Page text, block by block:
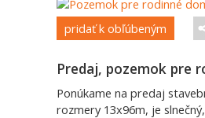
pridať k obľúbeným
Predaj, pozemok pre
Ponúkame na predaj
rozmery 13x96m, je